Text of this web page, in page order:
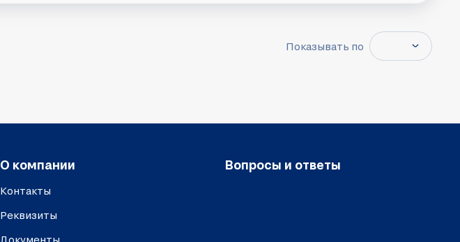
Показывать по
О компании
Контакты
Реквизиты
Документы
Вопросы и ответы